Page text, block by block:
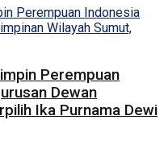
Perempuan
Dewan
Ika Purnama Dewi